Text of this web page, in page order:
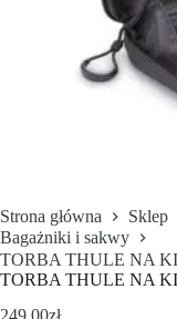
Strona główna Sklep
Bagażniki i sakwy
TORBA THULE NA
TORBA THULE NA